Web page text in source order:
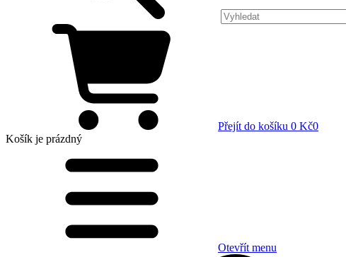
Přejít do košíku 0 Kč0
Košík je prázdný
Otevřít menu